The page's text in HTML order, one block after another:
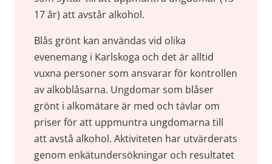
17 år) att avstår alkohol.
Blås grönt kan användas vid olika
evenemang i Karlskoga och det är alltid
vuxna personer som ansvarar för kontrollen
av alkoblåsarna. Ungdomar som blåser
grönt i alkomätare är med och tävlar om
priser för att uppmuntra ungdomarna till
att avstå alkohol. Aktiviteten har utvärderats
genom enkätundersökningar och resultatet